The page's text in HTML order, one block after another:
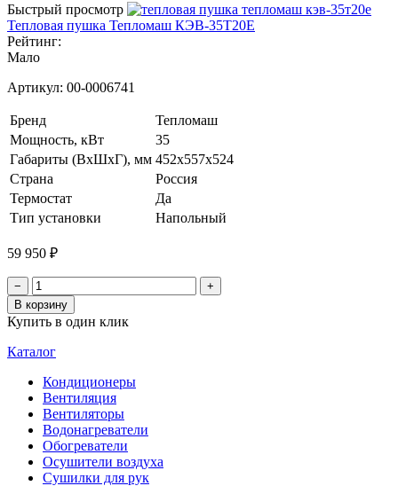
Быстрый просмотр
Тепловая пушка Тепломаш КЭВ-35Т20Е
Рейтинг:
Мало
Артикул: 00-0006741
Бренд
Тепломаш
Мощность, кВт
35
Габариты (ВхШхГ), мм 452х557x524
Страна
Россия
Термостат
Да
Тип установки
Напольный
59 950 ₽
−
+
В корзину
Купить в один клик
Каталог
Кондиционеры
Вентиляция
Вентиляторы
Водонагреватели
Обогреватели
Осушители воздуха
Сушилки для рук